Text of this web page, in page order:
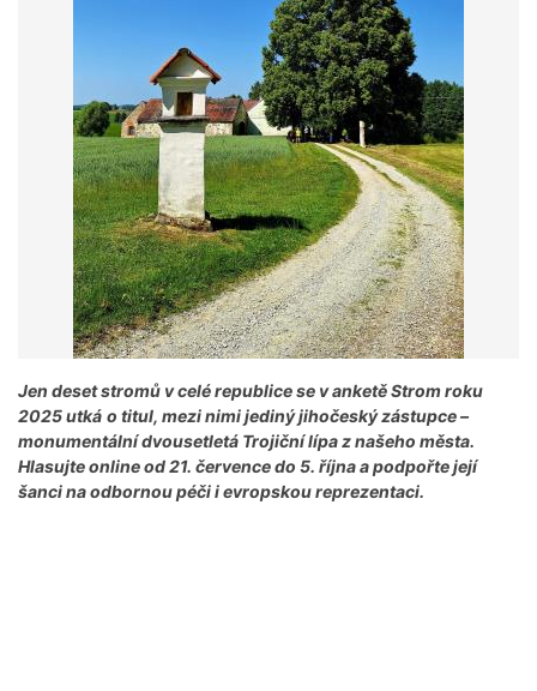
Jen deset stromů v celé republice se v anketě Strom roku
2025 utká o titul, mezi nimi jediný jihočeský zástupce –
monumentální dvousetletá Trojiční lípa znašeho města.
Hlasujte online od 21. července do 5. října a podpořte její
šanci na odbornou péči i evropskou reprezentaci.